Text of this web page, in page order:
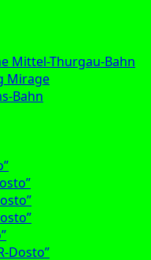
Mittel-Thurgau-Bahn
Mirage
Bahn
Dosto”